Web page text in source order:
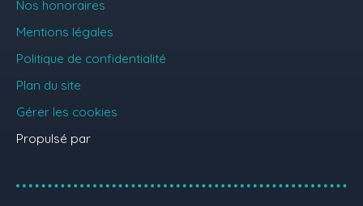
Nos honoraires
Mentions légales
Politique de confidentialité
Plan du site
Gérer les cookies
Propulsé par